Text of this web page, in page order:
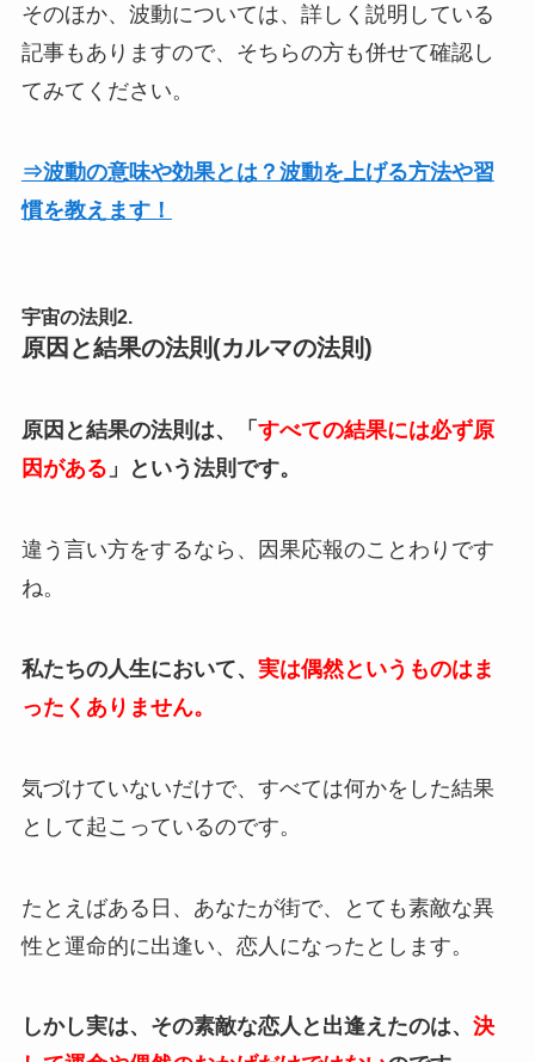
そのほか、波動については、詳しく説明している
記事もありますので、そちらの方も併せて確認し
てみてください。
⇒波動の意味や効果とは？波動を上げる方法や習
慣を教えます！
宇宙の法則2.
原因と結果の法則(カルマの法則)
原因と結果の法則は、「 すべての結果には必ず原
因がある 」という法則です。
違う言い方をするなら、因果応報のことわりです
ね。
私たちの人生において、 実は偶然というものはま
ったくありません。
気づけていないだけで、すべては何かをした結果
として起こっているのです。
たとえばある日、あなたが街で、とても素敵な異
性と運命的に出逢い、恋人になったとします。
しかし実は、その素敵な恋人と出逢えたのは、 決